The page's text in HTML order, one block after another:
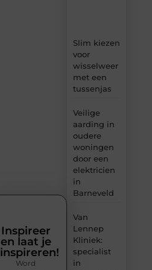
Slim kiezen
voor
wisselweer
met een
tussenjas
Veilige
aarding in
oudere
woningen
door een
elektricien
in
Barneveld
Van
Lennep
Kliniek:
specialist
in
Inspireer
en laat je
inspireren!
Word